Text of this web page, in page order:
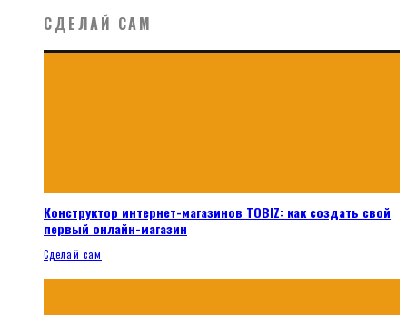
СДЕЛАЙ САМ
Конструктор интернет-магазинов TOBIZ: как создать свой
первый онлайн-магазин
Сделай сам